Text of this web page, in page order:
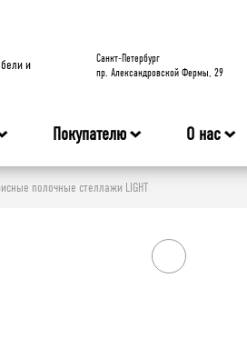
и
Cанкт-Петербург
пр. Александровской Фермы, 29
Покупателю О нас
полочные стеллажи LIGHT